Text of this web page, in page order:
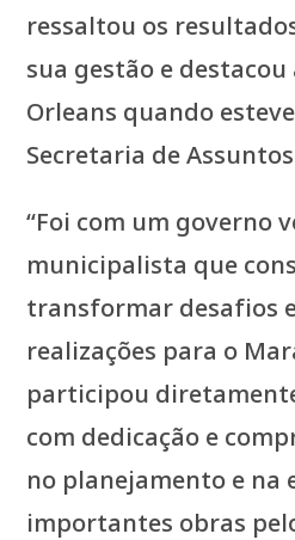
ressaltou os
sua gestão e
Orleans quando
Secretaria de
“Foi com um governo
municipalista que
transformar desafios
realizações para o
participou
com dedicação e
no planejamento e na
importantes obras